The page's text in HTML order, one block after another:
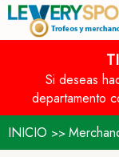
Si deseas
departamento
INICIO >>